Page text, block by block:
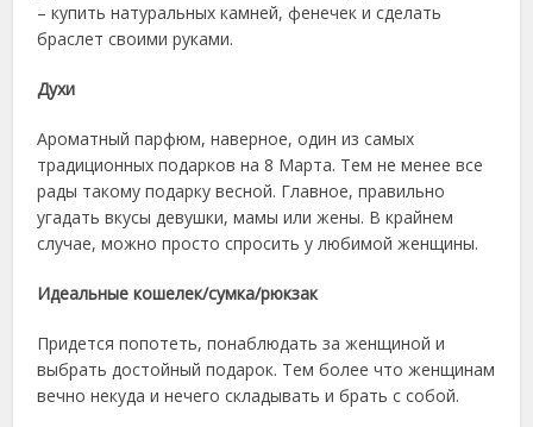
– купить натуральных камней, фенечек и сделать
браслет своими руками.
Духи
Ароматный парфюм, наверное, один из самых
традиционных подарков на 8 Марта. Тем не менее все
рады такому подарку весной. Главное, правильно
угадать вкусы девушки, мамы или жены. В крайнем
случае, можно просто спросить у любимой женщины.
Идеальные кошелек/сумка/рюкзак
Придется попотеть, понаблюдать за женщиной и
выбрать достойный подарок. Тем более что женщинам
вечно некуда и нечего складывать и брать с собой.